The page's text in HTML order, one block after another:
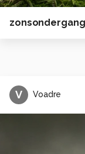
zonsondergang
V Voadre